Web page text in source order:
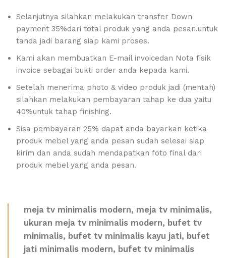
Selanjutnya silahkan melakukan transfer Down
payment 35%dari total produk yang anda pesan.untuk
tanda jadi barang siap kami proses.
Kami akan membuatkan E-mail invoicedan Nota fisik
invoice sebagai bukti order anda kepada kami.
Setelah menerima photo & video produk jadi (mentah)
silahkan melakukan pembayaran tahap ke dua yaitu
40%untuk tahap finishing.
Sisa pembayaran 25% dapat anda bayarkan ketika
produk mebel yang anda pesan sudah selesai siap
kirim dan anda sudah mendapatkan foto final dari
produk mebel yang anda pesan.
meja tv minimalis modern, meja tv minimalis,
ukuran meja tv minimalis modern, bufet tv
minimalis, bufet tv minimalis kayu jati, bufet
jati minimalis modern, bufet tv minimalis